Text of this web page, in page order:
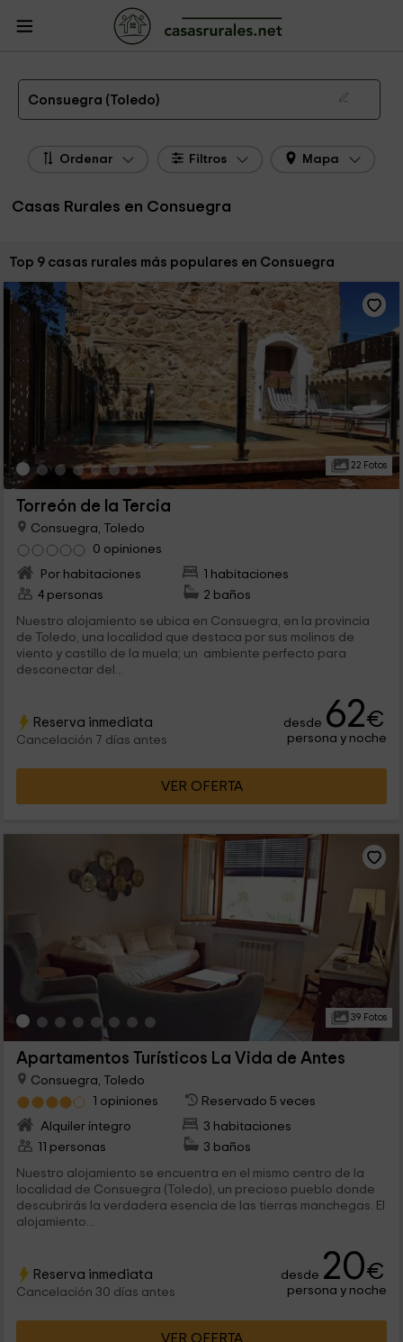
Casas Rurales
Rurales Toledo
Casas Rurales Consuegra
Las 9 mejores casas rurales en Consuegra de 2026
Consuegra (Toledo)
Ordenar Filtros Mapa
Casas Rurales en Consuegra
Ordenar por:
Top 9 casas rurales más populares en Consuegra
22 Fotos
Torreón de la Tercia
Consuegra, Toledo
0 opiniones
Por habitaciones
1 habitaciones
4 personas
2 baños
Nuestro alojamiento se ubica en Consuegra, en la provincia
de Toledo, una localidad que destaca por sus molinos de
viento y castillo de la muela; un ambiente perfecto para
desconectar del...
Reserva inmediata
Cancelación 7 días antes
desde 62€
persona y noche
VER OFERTA
39 Fotos
Apartamentos Turísticos La Vida de Antes
Consuegra, Toledo
1 opiniones
Reservado 5 veces
Alquiler íntegro
3 habitaciones
11 personas
3 baños
Nuestro alojamiento se encuentra en el mismo centro de la
localidad de Consuegra (Toledo), un precioso pueblo donde
descubrirás la verdadera esencia de las tierras manchegas. El
alojamiento...
Reserva inmediata
Cancelación 30 días antes
desde 20€
persona y noche
VER OFERTA